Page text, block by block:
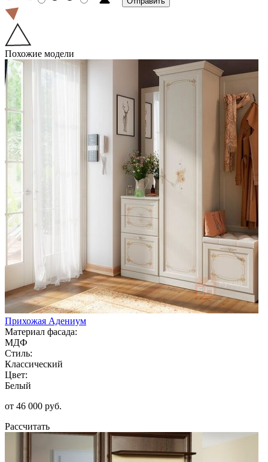
Похожие модели
Прихожая Адениум
Материал фасада:
МДФ
Стиль:
Классический
Цвет:
Белый
от 46 000 руб.
Рассчитать